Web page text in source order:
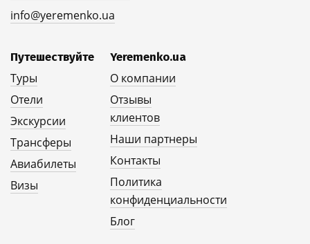
info@yeremenko.ua
Путешествуйте
Туры
Отели
Экскурсии
Трансферы
Авиабилеты
Визы
Yeremenko.ua
О компании
Отзывы
клиентов
Наши партнеры
Контакты
Политика
конфиденциальности
Блог